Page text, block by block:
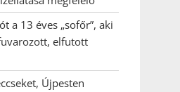
a 13 éves „sofőr”, aki
elfutott
Újpesten